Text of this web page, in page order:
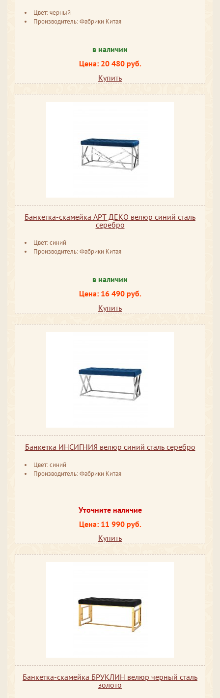
Цвет: черный
Производитель: Фабрики Китая
в наличии
Цена: 20 480 руб.
Купить
Банкетка-скамейка АРТ ДЕКО велюр синий сталь
серебро
Цвет: синий
Производитель: Фабрики Китая
в наличии
Цена: 16 490 руб.
Купить
Банкетка ИНСИГНИЯ велюр синий сталь серебро
Цвет: синий
Производитель: Фабрики Китая
Уточните наличие
Цена: 11 990 руб.
Купить
Банкетка-скамейка БРУКЛИН велюр черный сталь
золото